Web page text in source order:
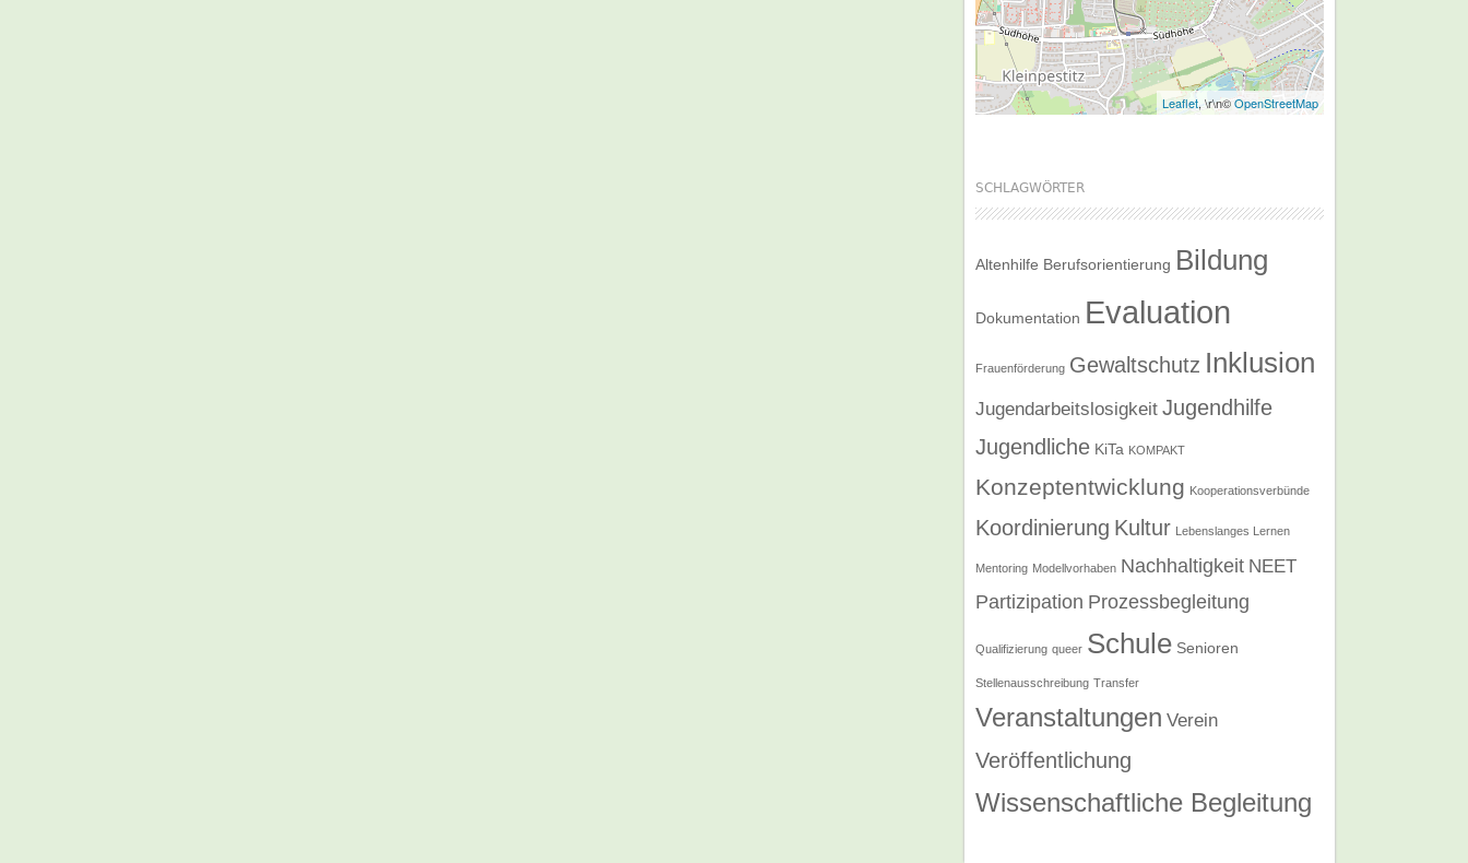
Leaflet, \r\n©OpenStreetMap
SCHLAGWÖRTER
Altenhilfe Berufsorientierung Bildung
Dokumentation Evaluation
Frauenförderung Gewaltschutz Inklusion
Jugendarbeitslosigkeit Jugendhilfe
Jugendliche KiTa KOMPAKT
Konzeptentwicklung Kooperationsverbünde
Koordinierung Kultur Lebenslanges Lernen
Mentoring Modellvorhaben Nachhaltigkeit NEET
Partizipation Prozessbegleitung
Qualifizierung queer Schule Senioren
Stellenausschreibung Transfer
Veranstaltungen Verein
Veröffentlichung
Wissenschaftliche Begleitung